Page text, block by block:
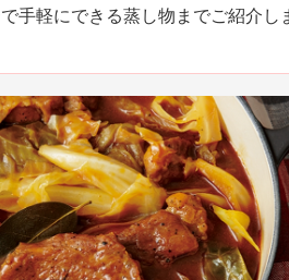
手軽にできる蒸し物までご紹介し